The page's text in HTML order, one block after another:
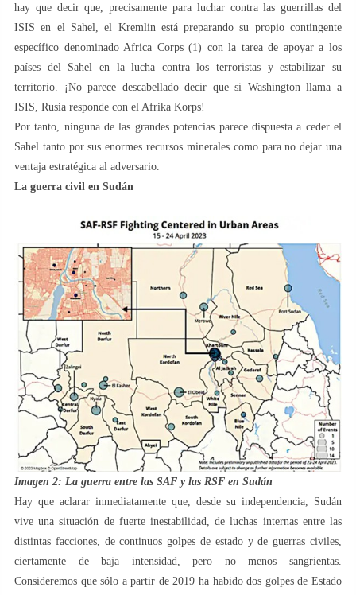
hay que decir que, precisamente para luchar contra las guerrillas del
ISIS en el Sahel, el Kremlin está preparando su propio contingente
específico denominado Africa Corps (1) con la tarea de apoyar a los
países del Sahel en la lucha contra los terroristas y estabilizar su
territorio. ¡No parece descabellado decir que si Washington llama a
ISIS, Rusia responde con el Afrika Korps!
Por tanto, ninguna de las grandes potencias parece dispuesta a ceder el
Sahel tanto por sus enormes recursos minerales como para no dejar una
ventaja estratégica al adversario.
La guerra civil en Sudán
Imagen 2: La guerra entre las SAF y las RSF en Sudán
Hay que aclarar inmediatamente que, desde su independencia, Sudán
vive una situación de fuerte inestabilidad, de luchas internas entre las
distintas facciones, de continuos golpes de estado y de guerras civiles,
ciertamente de baja intensidad, pero no menos sangrientas.
Consideremos que sólo a partir de 2019 ha habido dos golpes de Estado